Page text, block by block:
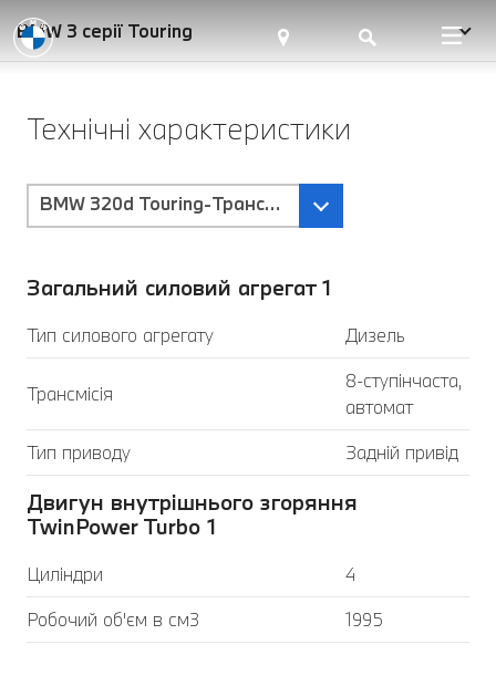
BMW 3 серії Touring
Технічні характеристики
BMW 320d Touring-Трансмісія Steptronic Sport
Загальний силовий агрегат 1
Тип силового агрегату Дизель
Трансмісія
8-ступінчаста,
автомат
Тип приводу
Задній привід
Двигун внутрішнього згоряння
TwinPower Turbo 1
Циліндри
4
Робочий об'єм в см3
1995